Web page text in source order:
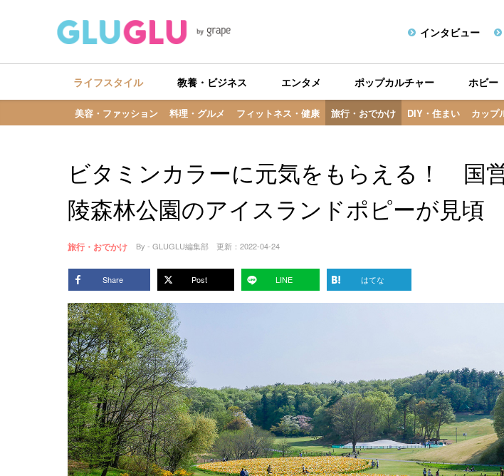
インタビュー
ライフスタイル
美容・ファッション 料理・グルメ フィットネス・健康 旅行・おでかけ DIY・住まい カップ
教養・ビジネス エンタメ ポップカルチャー ホビー
ビタミンカラーに元気をもらえる！ 国
陵森林公園のアイスランドポピーが見頃
旅行・おでかけ By - GLUGLU編集部 更新： 2022-04-24
Share Post LINE はてな